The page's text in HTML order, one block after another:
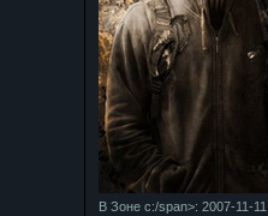
В Зоне с:/span>: 2007-11-11